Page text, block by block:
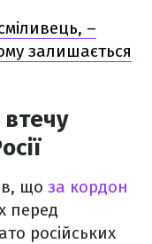
–
залишається
що за кордон
перед
російських